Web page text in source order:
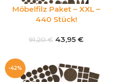
Möbelfilz Paket – XXL –
440 Stück!
91,20€ 43,95 €
-42%